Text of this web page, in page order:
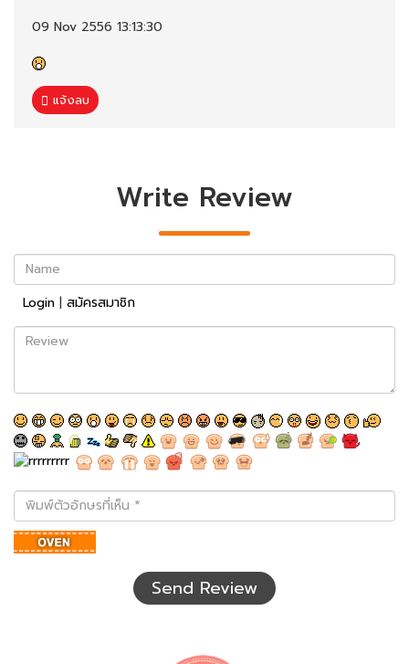
09 Nov 2556 13:13:30
แจ้งลบ
Write Review
Name
Login | สมัครสมาชิก
Review
พิมพ์
ตัว
อักษร
ที่
Send Review